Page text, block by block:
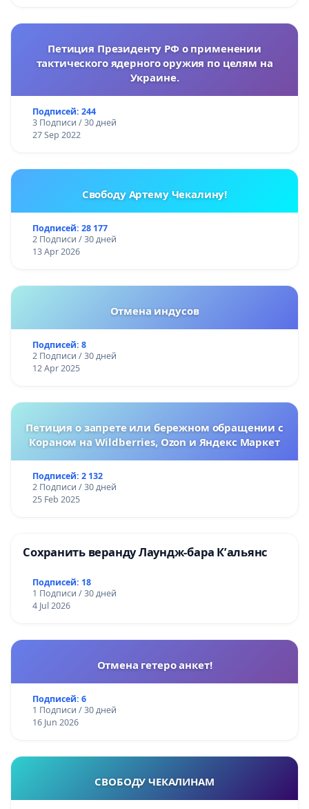
Петиция Президенту РФ о применении
тактического ядерного оружия по целям на
Украине.
Подписей: 244
3 Подписи / 30 дней
27 Sep 2022
Свободу Артему Чекалину!
Подписей: 28 177
2 Подписи / 30 дней
13 Apr 2026
Отмена индусов
Подписей: 8
2 Подписи / 30 дней
12 Apr 2025
Петиция о запрете или бережном обращении с
Кораном на Wildberries, Ozon и Яндекс Маркет
Подписей: 2 132
2 Подписи / 30 дней
25 Feb 2025
Сохранить веранду Лаундж-бара К’альянс
Подписей: 18
1 Подписи / 30 дней
4 Jul 2026
Отмена гетеро анкет!
Подписей: 6
1 Подписи / 30 дней
16 Jun 2026
СВОБОДУ ЧЕКАЛИНАМ